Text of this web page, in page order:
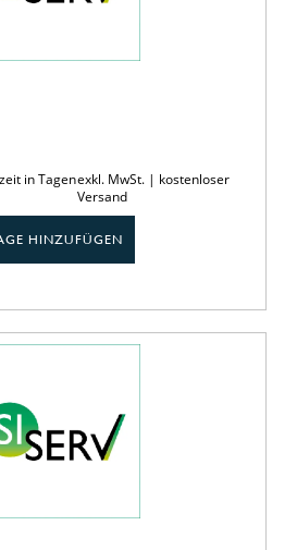
in Tagenexkl. MwSt. | kostenloser
Versand
HINZUFÜGEN